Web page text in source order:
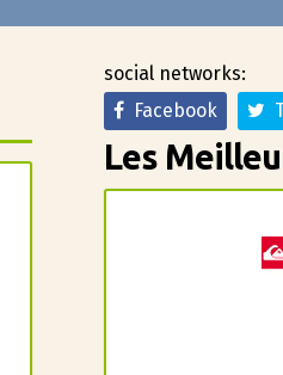
social networks:
Facebook
Les